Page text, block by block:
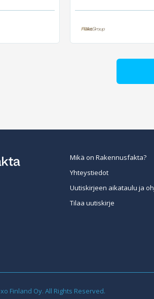
Mikä on Rakennusfakta?
Yhteystiedot
Uutiskirjeen aikataulu ja
Tilaa uutiskirje
Finland Oy. All Rights Reserved.